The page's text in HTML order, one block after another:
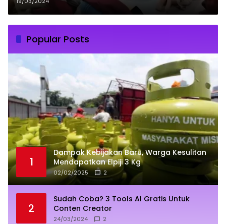
Popular Posts
1
Dampak Kebijakan Baru, Warga Kesulitan
Mendapatkan Elpiji 3 Kg
02/02/2025 2
2
Sudah Coba? 3 Tools AI Gratis Untuk
Conten Creator
24/03/2024 2